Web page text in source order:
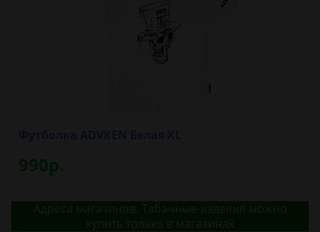
990р.
Адреса магазинов. Табачные изделия можно
купить только в магазинах